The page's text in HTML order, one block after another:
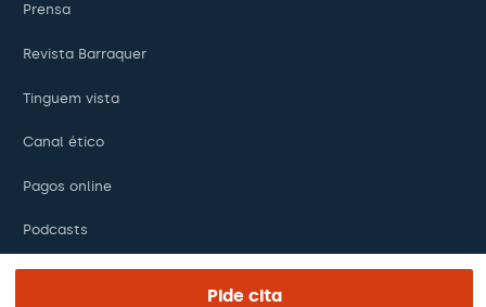
Pide cita
Prensa
Revista Barraquer
Tinguem vista
Canal ético
Pagos online
Podcasts